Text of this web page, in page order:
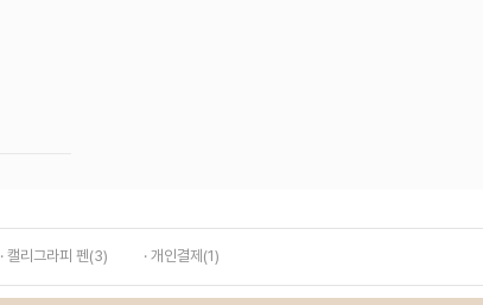
· 캘리그라피 펜(3) · 개인결제(1)